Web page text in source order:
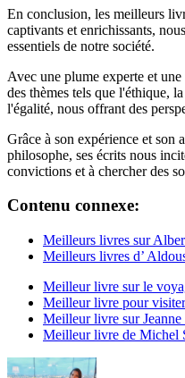
En conclusion, les meilleurs
captivants et enrichissants,
essentiels de notre société.
Avec une plume experte et
des thèmes tels que l'éthique,
l'égalité, nous offrant des
Grâce à son expérience et son
philosophe, ses écrits nous
convictions et à chercher des
Contenu connexe:
Meilleurs livres sur
Meilleurs livres d’
Meilleur livre sur le
Meilleur livre pour
Meilleur livre sur Jeanne
Meilleur livre de Michel